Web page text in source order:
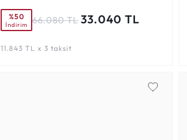
%50
İndirim 66.080 TL 33.040 TL
11.843 TL x 3 taksit